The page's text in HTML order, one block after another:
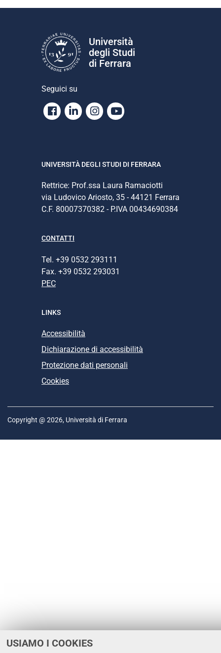
USIAMO I COOKIES
Università
degli Studi
di Ferrara
Seguici su
Facebook
LinkedinInstagram
Youtube
UNIVERSITÀ DEGLI STUDI DI FERRARA
Rettrice: Prof.ssa Laura Ramaciotti
via Ludovico Ariosto, 35 - 44121 Ferrara
C.F. 80007370382 - P.IVA 00434690384
CONTATTI
Tel. +39 0532 293111
Fax. +39 0532 293031
PEC
LINKS
Accessibilità
Dichiarazione di accessibilità
Protezione dati personali
Cookies
Copyright @ 2026, Università di Ferrara